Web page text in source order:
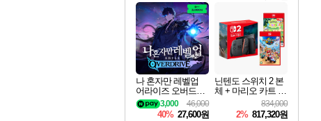
나 혼자만 레벨업
어라이즈 오버드라
이브 Solo Leveling A
rise
46,000
3,000
40% 27,600원
닌텐도 스위치 2 본
체 + 마리오 카트 월
드 + 포켓몬 포코피
아 번들
834,000
2% 817,320원